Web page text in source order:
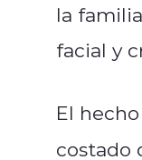
la
facial y
El
costado